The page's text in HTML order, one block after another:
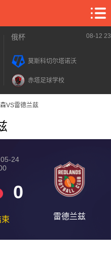
俄杯 08-12
莫斯科切尔塔诺沃
赤塔足球学校
VS雷德兰兹
24
0
束 雷德兰兹